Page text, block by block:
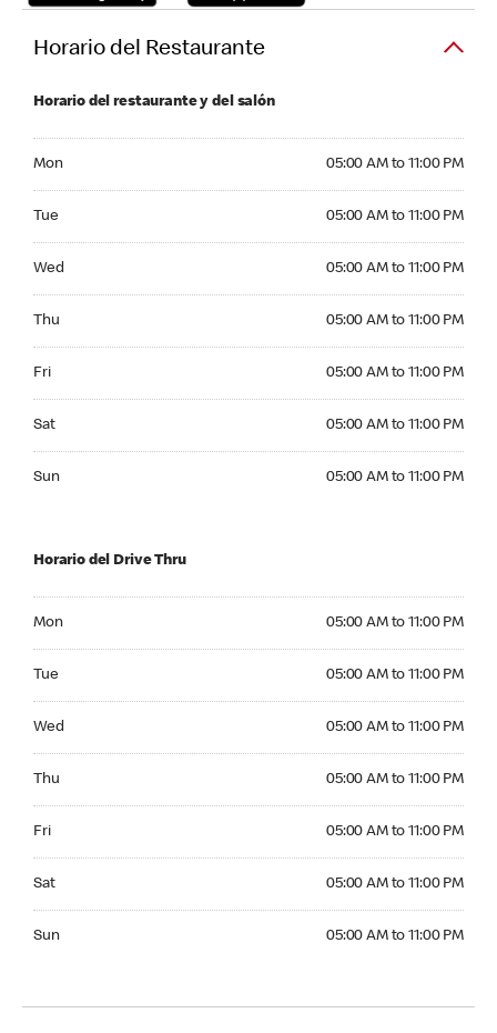
Horario del Restaurante
Horario del restaurante y del salón
Mon 05:00 AM to 11:00 PM
Tue 05:00 AM to 11:00 PM
Wed 05:00 AM to 11:00 PM
Thu 05:00 AM to 11:00 PM
Fri 05:00 AM to 11:00 PM
Sat 05:00 AM to 11:00 PM
Sun 05:00 AM to 11:00 PM
Horario del Drive Thru
Mon 05:00 AM to 11:00 PM
Tue 05:00 AM to 11:00 PM
Wed 05:00 AM to 11:00 PM
Thu 05:00 AM to 11:00 PM
Fri 05:00 AM to 11:00 PM
Sat 05:00 AM to 11:00 PM
Sun 05:00 AM to 11:00 PM